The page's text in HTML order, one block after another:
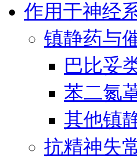
作用于神经
镇静药与
巴比妥
苯二氮
其他镇
抗精神失